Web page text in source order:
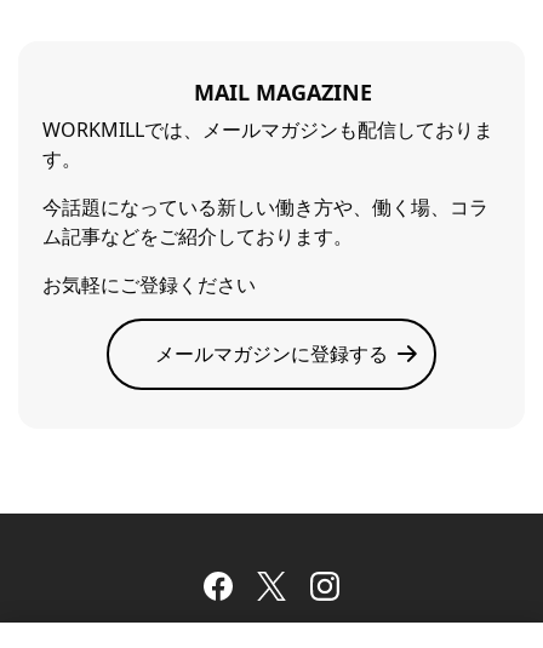
MAIL MAGAZINE
WORKMILLでは、メールマガジンも配信しておりま
す。
今話題になっている新しい働き方や、働く場、コラ
ム記事などをご紹介しております。
お気軽にご登録ください
メールマガジンに登録する
Facebook
TwitterInstagram